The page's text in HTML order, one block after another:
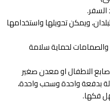
ويمكن تحويلها واستخدامها
لحماية سلامة
الاطفال او معدن صغير
بدفعة واحدة وسحب واحدة،
فكها.